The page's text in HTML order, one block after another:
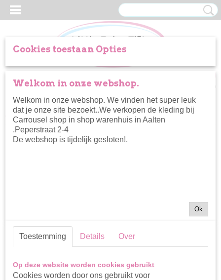
(0)
Home>Accessoires>The New Chapter haarband met flowers aop
Cookies toestaan Opties
Welkom in onze webshop.
Welkom in onze webshop. We vinden het super leuk
dat je onze site bezoekt..We verkopen de kleding bij
Carrousel shop in shop warenhuis in Aalten
.Peperstraat 2-4
De webshop is tijdelijk gesloten!.
Ok
Toestemming Details Over
Op deze website worden cookies gebruikt
Cookies worden door ons gebruikt voor